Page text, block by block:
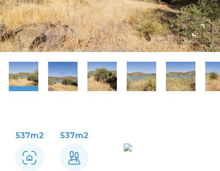
537m2 537m2